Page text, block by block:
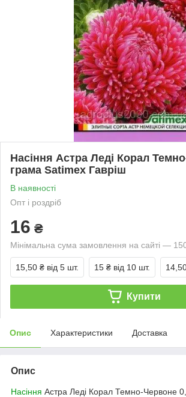
Насіння Астра Леді Корал
грама Satimex Гавріш
В наявності
Опт і роздріб
16 ₴
Мінімальна сума замовлення на сайті —
15,50 ₴ від 5 шт. 15 ₴ від 10 шт.
Купити
Опис Характеристики Доставка
Опис
Насіння Астра Леді Корал Темно-Червоне